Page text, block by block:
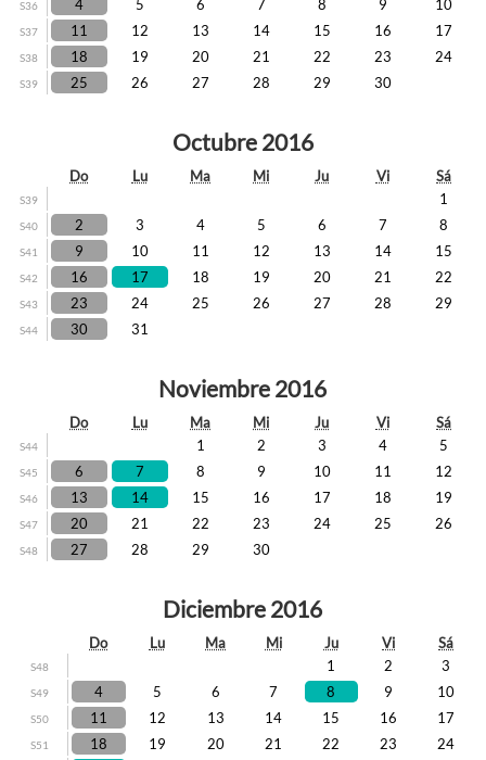
S36 4 5 6 7 8 9 10
S37 11 12 13 14 15 16 17
S38 18 19 20 21 22 23 24
S39 25 26 27 28 29 30
Octubre 2016
Do Lu Ma Mi Ju Vi Sá
S39 1
S40 2 3 4 5 6 7 8
S41 9 10 11 12 13 14 15
S42 16 17 18 19 20 21 22
S43 23 24 25 26 27 28 29
S44 30 31
Noviembre 2016
Do Lu Ma Mi Ju Vi Sá
S44 1 2 3 4 5
S45 6 7 8 9 10 11 12
S46 13 14 15 16 17 18 19
S47 20 21 22 23 24 25 26
S48 27 28 29 30
Diciembre 2016
Do Lu Ma Mi Ju Vi Sá
S48 1 2 3
S49 4 5 6 7 8 9 10
S50 11 12 13 14 15 16 17
S51 18 19 20 21 22 23 24